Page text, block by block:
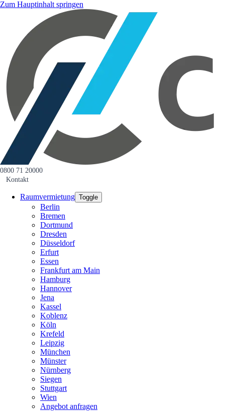
Zum Hauptinhalt springen
0800 71 20000
Kontakt
Raumvermietung Toggle
Berlin
Bremen
Dortmund
Dresden
Düsseldorf
Erfurt
Essen
Frankfurt am Main
Hamburg
Hannover
Jena
Kassel
Koblenz
Köln
Krefeld
Leipzig
München
Münster
Nürnberg
Siegen
Stuttgart
Wien
Angebot anfragen